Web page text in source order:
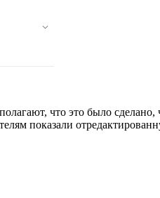
что это было
показали